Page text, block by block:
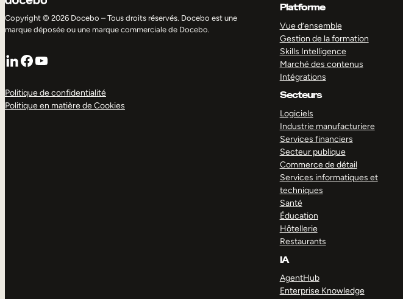
Copyright © 2026 Docebo – Tous droits réservés. Docebo est une
marque déposée ou une marque commerciale de Docebo.
LinkedIn
Facebook
YouTube
Politique de confidentialité
Politique en matière de Cookies
Platforme
Vue d’ensemble
Gestion de la formation
Skills Intelligence
Marché des contenus
Intégrations
Secteurs
Logiciels
Industrie manufacturiere
Services financiers
Secteur publique
Commerce de détail
Services informatiques et
techniques
Santé
Éducation
Hôtellerie
Restaurants
IA
AgentHub
Enterprise Knowledge